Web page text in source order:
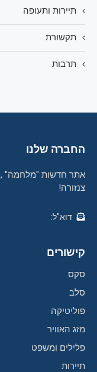
תיירות ותעופה
תקשורת
תרבות
החברה שלנו
אתר חדשות "מלחמה" ,
צנזורה!
דוא"ל:
קישורים
סקס
סלב
פוליטיקה
מזג האוויר
פלילים ומשפט
תיירות